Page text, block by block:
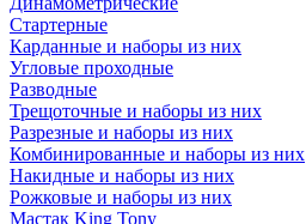
Стартерные
Карданные и наборы из них
Угловые проходные
Разводные
Трещоточные и наборы из них
Разрезные и наборы из них
Комбинированные и наборы из них
Накидные и наборы из них
Рожковые и наборы из них
Мастак King Tony